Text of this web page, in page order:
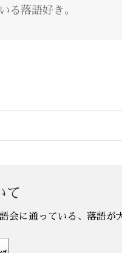
る落語好き。
て
会に通っている、落語が